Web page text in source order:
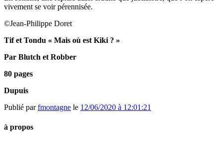
vivement se voir pérennisée.
©Jean-Philippe Doret
Tif et Tondu « Mais où est Kiki ? »
Par Blutch et Robber
80 pages
Dupuis
Publié parfmontagne le 12/06/2020 à 12:01:21
à propos